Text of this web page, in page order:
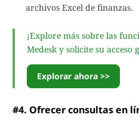
archivos Excel de finanzas.
¡Explore más sobre las
Medesk y solicite su acceso
Explorar ahora >>
#4. Ofrecer consultas en